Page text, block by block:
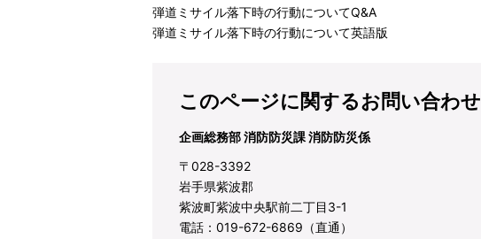
弾道ミサイル落下時の行動についてQ&A
弾道ミサイル落下時の行動について英語版
このページに関するお問い合わせ
企画総務部 消防防災課 消防防災係
〒028-3392
岩手県紫波郡
紫波町紫波中央駅前二丁目3-1
電話：019-672-6869（直通）